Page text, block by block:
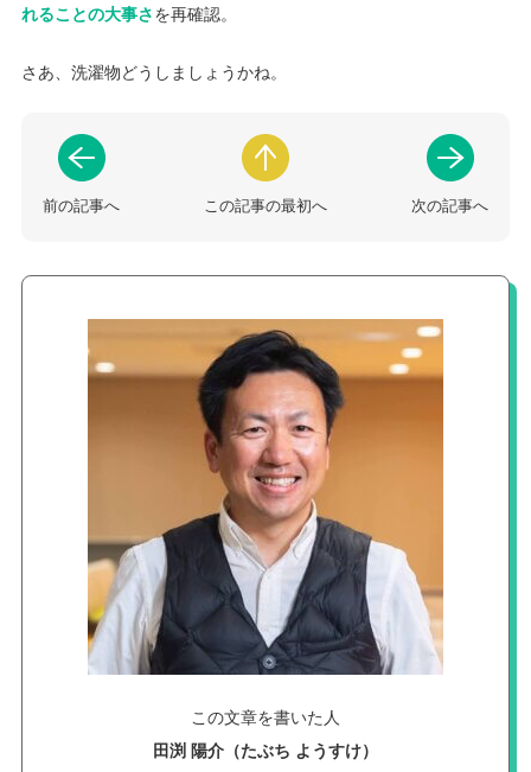
れることの大事さを再確認。
さあ、洗濯物どうしましょうかね。
前の記事へ この記事の最初へ 次の記事へ
この文章を書いた人
田渕 陽介（たぶち ようすけ）